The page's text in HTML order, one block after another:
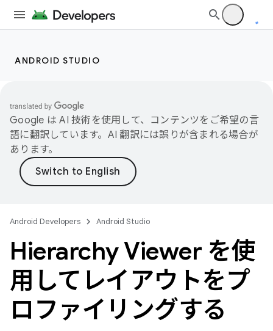
ANDROID STUDIO
Google は AI 技術を使用して、コンテンツをご希望の言
語に翻訳しています。AI 翻訳には誤りが含まれる場合が
あります。
Android Developers Android Studio
Hierarchy Viewer を使
用してレイアウトをプ
ロファイリングする